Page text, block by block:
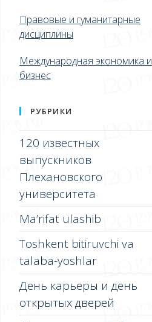
Правовые и гуманитарные
дисциплины
Международная экономика и
бизнес
РУБРИКИ
120 известных
выпускников
Плехановского
университета
Ma’rifat ulashib
Toshkent bitiruvchi va
talaba-yoshlar
День карьеры и день
открытых дверей